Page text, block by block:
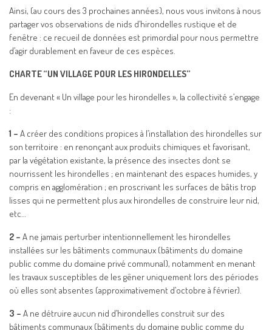
Ainsi, (au cours des 3 prochaines années), nous vous invitons à nous
partager vos observations de nids d’hirondelles rustique et de
fenêtre : ce recueil de données est primordial pour nous permettre
d’agir durablement en faveur de ces espèces.
CHARTE “UN VILLAGE POUR LES HIRONDELLES”
En devenant « Un village pour les hirondelles », la collectivité s’engage
:
1 – A créer des conditions propices à l’installation des hirondelles sur
son territoire : en renonçant aux produits chimiques et favorisant,
par la végétation existante, la présence des insectes dont se
nourrissent les hirondelles ; en maintenant des espaces humides, y
compris en agglomération ; en proscrivant les surfaces de bâtis trop
lisses qui ne permettent plus aux hirondelles de construire leur nid,
etc…
2 – A ne jamais perturber intentionnellement les hirondelles
installées sur les bâtiments communaux (bâtiments du domaine
public comme du domaine privé communal), notamment en menant
les travaux susceptibles de les gêner uniquement lors des périodes
où elles sont absentes (approximativement d’octobre à février).
3 – A ne détruire aucun nid d’hirondelles construit sur des
bâtiments communaux (bâtiments du domaine public comme du